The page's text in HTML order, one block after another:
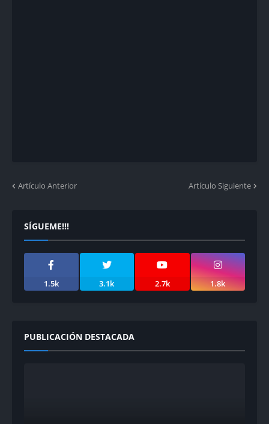
Artículo Anterior Artículo Siguiente
SÍGUEME!!!
1.5k 3.1k 2.7k 1.8k
PUBLICACIÓN DESTACADA